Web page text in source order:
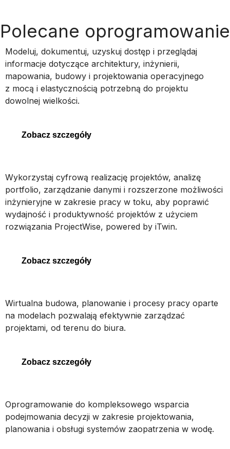
Polecane oprogramowanie
MicroStation
MicroStation
Modeluj, dokumentuj, uzyskuj dostęp i przeglądaj
informacje dotyczące architektury, inżynierii,
mapowania, budowy i projektowania operacyjnego
z mocą i elastycznością potrzebną do projektu
dowolnej wielkości.
Zobacz szczegóły
ProjectWise
Wykorzystaj cyfrową realizację projektów, analizę
portfolio, zarządzanie danymi i rozszerzone możliwości
inżynieryjne w zakresie pracy w toku, aby poprawić
wydajność i produktywność projektów z użyciem
rozwiązania ProjectWise, powered by iTwin.
Zobacz szczegóły
Wirtualna budowa, planowanie i procesy pracy oparte
na modelach pozwalają efektywnie zarządzać
projektami, od terenu do biura.
Zobacz szczegóły
Oprogramowanie do kompleksowego wsparcia
podejmowania decyzji w zakresie projektowania,
planowania i obsługi systemów zaopatrzenia w wodę.